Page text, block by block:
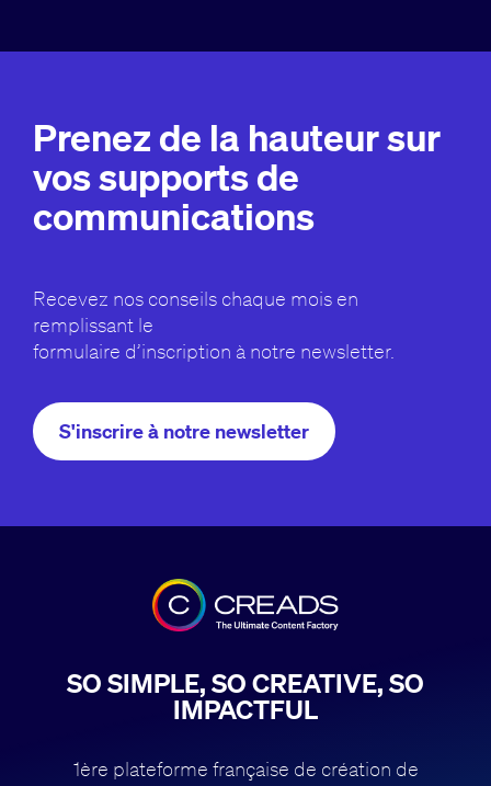
Prenez de la hauteur sur
vos supports de
communications
Recevez nos conseils chaque mois en
remplissant le
formulaire d’inscription à notre newsletter.
S'inscrire à notre newsletter
SO SIMPLE, SO CREATIVE, SO
IMPACTFUL
1ère plateforme française de création de